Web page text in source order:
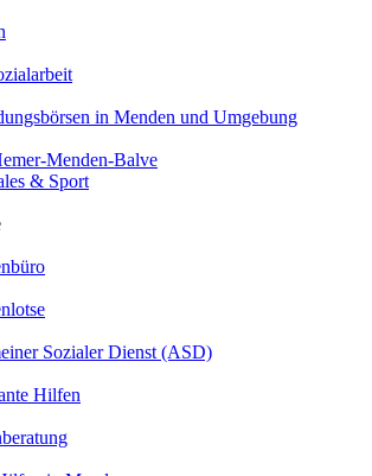
in Menden und Umgebung
Menden-Balve
& Sport
Sozialer Dienst (ASD)
Hilfen